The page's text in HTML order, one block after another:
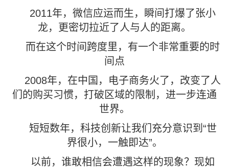
2011年，微信应运而生，瞬间打爆了张小
龙，更密切拉近了人与人的距离。
而在这个时间跨度里，有一个非常重要的时
间点
2008年，在中国，电子商务火了，改变了人
们的购买习惯，打破区域的限制，进一步连通
世界。
短短数年，科技创新让我们充分意识到“世
界很小，一触即达”。
以前，谁敢相信会遭遇这样的现象？现如